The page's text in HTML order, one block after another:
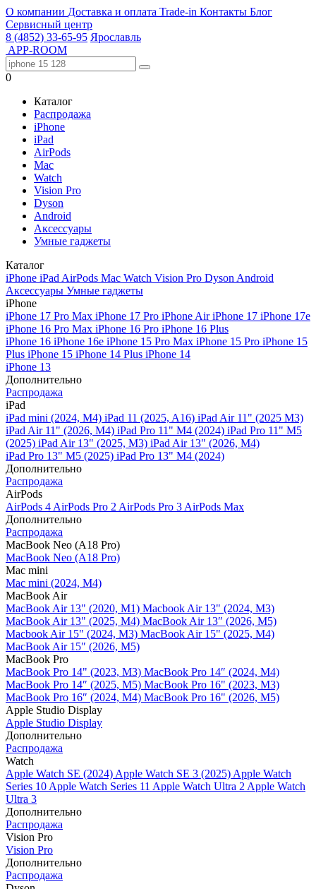
О компании Доставка и оплата Trade-in Контакты Блог
Сервисный центр
8 (4852) 33-65-95 Ярославль
APP-ROOM
0
Каталог
Распродажа
iPhone
iPad
AirPods
Mac
Watch
Vision Pro
Dyson
Android
Аксессуары
Умные гаджеты
Каталог
iPhone iPad AirPods Mac Watch Vision Pro Dyson Android
Аксессуары Умные гаджеты
iPhone
iPhone 17 Pro Max iPhone 17 Pro iPhone AiriPhone 17 iPhone 17e
iPhone 16 Pro Max iPhone 16 Pro iPhone 16 Plus
iPhone 16 iPhone 16e iPhone 15 Pro Max iPhone 15 Pro iPhone 15
Plus iPhone 15 iPhone 14 Plus iPhone 14
iPhone 13
Дополнительно
Распродажа
iPad
iPad mini (2024, M4) iPad 11 (2025, A16) iPad Air 11" (2025 M3)
iPad Air 11" (2026, M4) iPad Pro 11" M4 (2024) iPad Pro 11" M5
(2025) iPad Air 13" (2025, M3) iPad Air 13" (2026, M4)
iPad Pro 13" M5 (2025) iPad Pro 13" M4 (2024)
Дополнительно
Распродажа
AirPods
AirPods 4 AirPods Pro 2 AirPods Pro 3 AirPods Max
Дополнительно
Распродажа
MacBook Neo (A18 Pro)
MacBook Neo (A18 Pro)
Mac mini
Mac mini (2024, M4)
MacBook Air
MacBook Air 13" (2020, M1) Macbook Air 13" (2024, M3)
MacBook Air 13" (2025, M4) MacBook Air 13″ (2026, M5)
Macbook Air 15" (2024, M3) MacBook Air 15" (2025, M4)
MacBook Air 15″ (2026, M5)
MacBook Pro
MacBook Pro 14" (2023, M3) MacBook Pro 14″ (2024, M4)
MacBook Pro 14″ (2025, M5) MacBook Pro 16" (2023, M3)
MacBook Pro 16″ (2024, M4) MacBook Pro 16" (2026, M5)
Apple Studio Display
Apple Studio Display
Дополнительно
Распродажа
Watch
Apple Watch SE (2024) Apple Watch SE 3 (2025) Apple Watch
Series 10 Apple Watch Series 11 Apple Watch Ultra 2 Apple Watch
Ultra 3
Дополнительно
Распродажа
Vision Pro
Vision Pro
Дополнительно
Распродажа